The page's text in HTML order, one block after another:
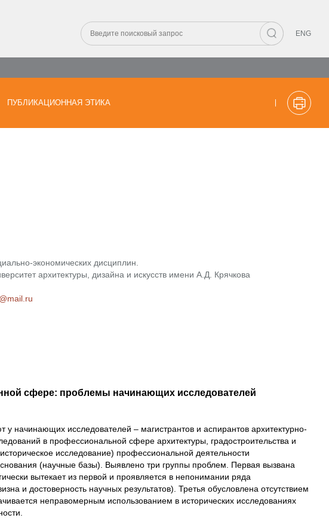
ENG
ПУБЛИКАЦИОННАЯ ЭТИКА
экономических дисциплин.
архитектуры, дизайна и искусств имени А.Д. Крячкова
сфере: проблемы начинающих исследователей
начинающих исследователей – магистрантов и аспирантов архитектурно-
в профессиональной сфере архитектуры, градостроительства и
исследование) профессиональной деятельности
(научные базы). Выявлено три группы проблем. Первая вызвана
вытекает из первой и проявляется в непонимании ряда
и достоверность научных результатов). Третья обусловлена отсутствием
неправомерным использованием в исторических исследованиях